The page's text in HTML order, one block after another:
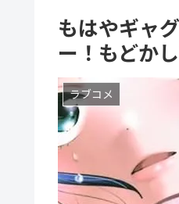
もはやギャ
ー！もどか
ラブコメ